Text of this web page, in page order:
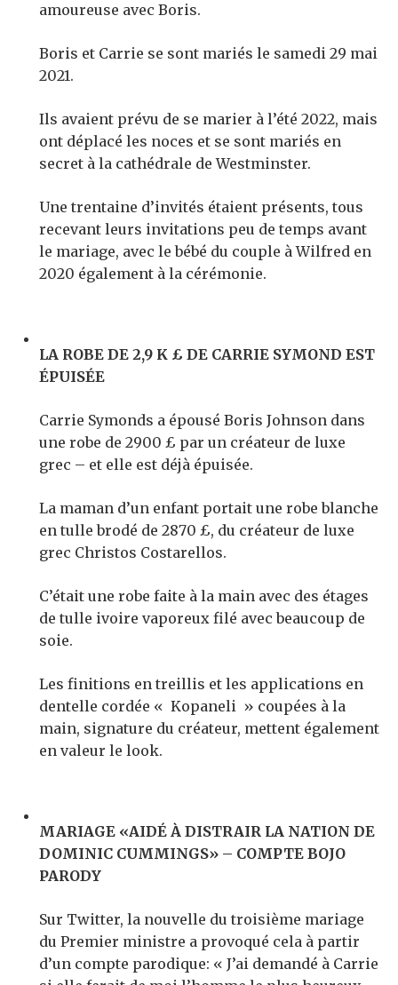
amoureuse avec Boris.
Boris et Carrie se sont mariés le samedi 29 mai
2021.
Ils avaient prévu de se marier à l’été 2022, mais
ont déplacé les noces et se sont mariés en
secret à la cathédrale de Westminster.
Une trentaine d’invités étaient présents, tous
recevant leurs invitations peu de temps avant
le mariage, avec le bébé du couple à Wilfred en
2020 également à la cérémonie.
LA ROBE DE 2,9 K £ DE CARRIE SYMOND EST
ÉPUISÉE
Carrie Symonds a épousé Boris Johnson dans
une robe de 2900 £ par un créateur de luxe
grec – et elle est déjà épuisée.
La maman d’un enfant portait une robe blanche
en tulle brodé de 2870 £, du créateur de luxe
grec Christos Costarellos.
C’était une robe faite à la main avec des étages
de tulle ivoire vaporeux filé avec beaucoup de
soie.
Les finitions en treillis et les applications en
dentelle cordée « Kopaneli » coupées à la
main, signature du créateur, mettent également
en valeur le look.
MARIAGE «AIDÉ À DISTRAIR LA NATION DE
DOMINIC CUMMINGS» – COMPTE BOJO
PARODY
Sur Twitter, la nouvelle du troisième mariage
du Premier ministre a provoqué cela à partir
d’un compte parodique: « J’ai demandé à Carrie